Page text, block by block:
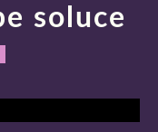
soluce